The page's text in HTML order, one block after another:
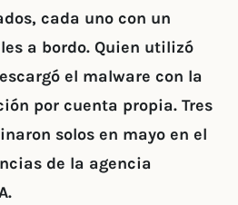
cada uno con un
a bordo. Quien utilizó
el malware con la
por cuenta propia. Tres
solos en mayo en el
de la agencia